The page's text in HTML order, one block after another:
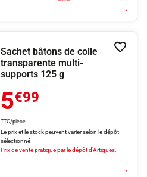
Sachet bâtons de colle
transparente multi-
supports 125 g
5€99
TTC/pièce
Le prix et le stock peuvent varier selon le dépôt
sélectionné
Prix de vente pratiqué par le dépôt d'Artigues.